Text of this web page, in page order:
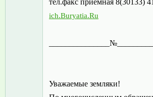
тел.факс приемная 8(30133)
ich.Buryatia.Ru
Уважаемые земляки!